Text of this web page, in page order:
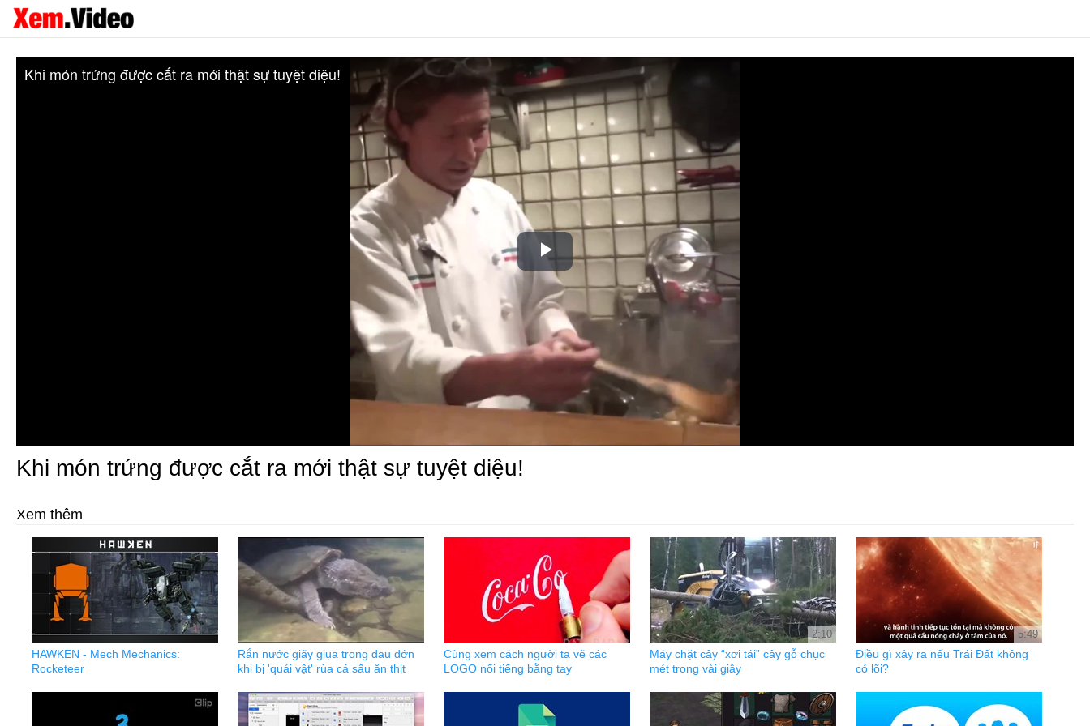
Play
Video
Khi món trứng được cắt ra mới thật sự tuyệt diệu!
Khi món trứng được cắt ra mới thật sự tuyệt diệu!
Xem thêm
HAWKEN - Mech Mechanics:
Rocketeer
Rắn nước giãy giụa trong đau đớn
khi bị 'quái vật' rùa cá sấu ăn thịt
Cùng xem cách người ta vẽ các
LOGO nổi tiếng bằng tay
2:10
Máy chặt cây “xơi tái” cây gỗ chục
mét trong vài giây
5:49
Điều gì xảy ra nếu Trái Đất không
có lõi?